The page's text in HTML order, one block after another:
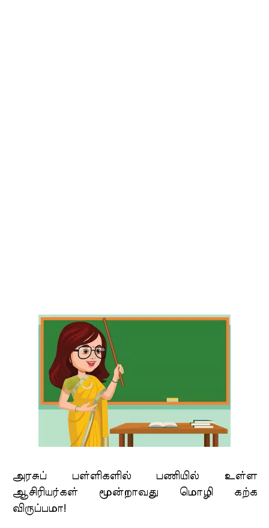
அரசுப் பள்ளிகளில் பணியில் உள்ள
ஆசிரியர்கள் மூன்றாவது மொழி கற்க
விருப்பமா!